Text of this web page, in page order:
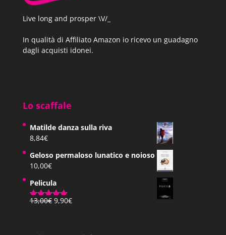
Live long and prosper \V/_
In qualità di Affiliato Amazon io ricevo un guadagno
dagli acquisti idonei.
Lo scaffale
Matilde danza sulla riva
8,84€
Geloso permaloso lunatico e noioso
10,00€
Pelicula
Valutato
13,00€ Il
9,90€Il